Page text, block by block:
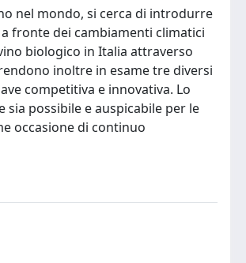
nel mondo, si cerca di introdurre
fronte dei cambiamenti climatici
biologico in Italia attraverso
inoltre in esame tre diversi
competitiva e innovativa. Lo
possibile e auspicabile per le
occasione di continuo